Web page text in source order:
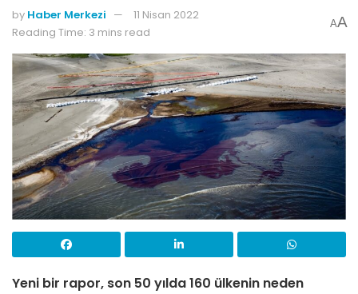
by Haber Merkezi
11 Nisan 2022
Reading Time: 3 mins read
AA
Yeni bir rapor, son 50 yılda 160 ülkenin neden